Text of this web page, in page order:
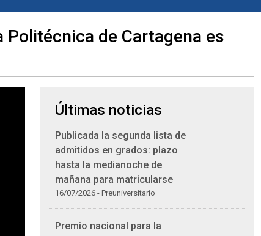
Politécnica de Cartagena es
Últimas noticias
Publicada la segunda lista de
admitidos en grados: plazo
hasta la medianoche de
mañana para matricularse
16/07/2026 - Preuniversitario
Premio nacional para la